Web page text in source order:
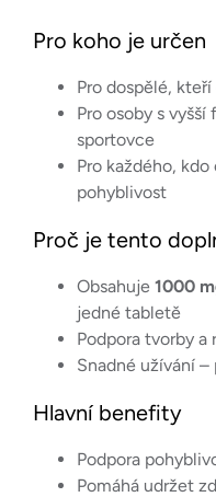
Pro koho je určen
Pro dospělé,
Pro osoby s
sportovce
Pro každého,
pohyblivost
Proč je tento
Obsahuje 1000
jedné tabletě
Podpora tvorby
Snadné užívání
Hlavní benefity
Podpora
Pomáhá udržet